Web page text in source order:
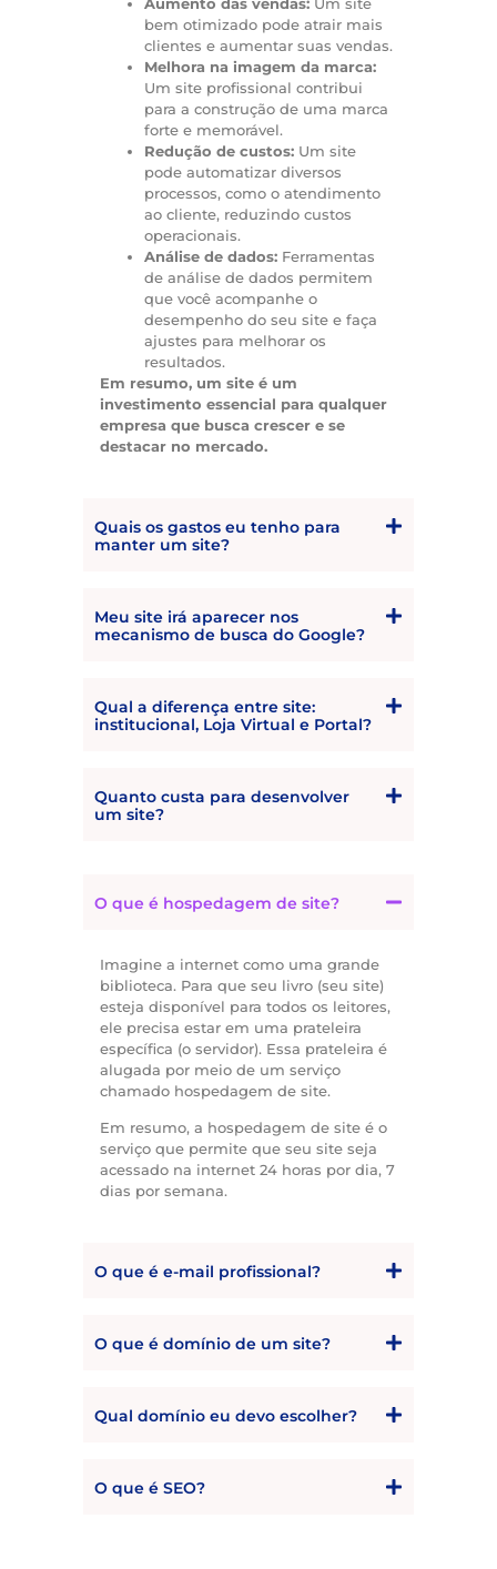
Aumento das vendas: Um site
bem otimizado pode atrair mais
clientes e aumentar suas vendas.
Melhora na imagem da marca:
Um site profissional contribui
para a construção de uma marca
forte e memorável.
Redução de custos: Um site
pode automatizar diversos
processos, como o atendimento
ao cliente, reduzindo custos
operacionais.
Análise de dados: Ferramentas
de análise de dados permitem
que você acompanhe o
desempenho do seu site e faça
ajustes para melhorar os
resultados.
Em resumo, um site é um
investimento essencial para qualquer
empresa que busca crescer e se
destacar no mercado.
Quais os gastos eu tenho para
manter um site?
Meu site irá aparecer nos
mecanismo de busca do Google?
Qual a diferença entre site:
institucional, Loja Virtual e Portal?
Quanto custa para desenvolver
um site?
O que é hospedagem de site?
Imagine a internet como uma grande
biblioteca. Para que seu livro (seu site)
esteja disponível para todos os leitores,
ele precisa estar em uma prateleira
específica (o servidor). Essa prateleira é
alugada por meio de um serviço
chamado hospedagem de site.
Em resumo, a hospedagem de site é o
serviço que permite que seu site seja
acessado na internet 24 horas por dia, 7
dias por semana.
O que é e-mail profissional?
O que é domínio de um site?
Qual domínio eu devo escolher?
O que é SEO?